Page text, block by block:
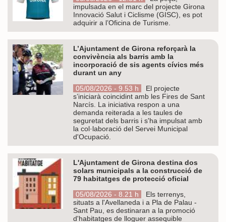
impulsada en el marc del projecte Girona
Innovació Salut i Ciclisme (GISC), es pot
adquirir a l’Oficina de Turisme.
L’Ajuntament de Girona reforçarà la
convivència als barris amb la
incorporació de sis agents cívics més
durant un any
05/08/2026 - 9.53 h
El projecte
s’iniciarà coincidint amb les Fires de Sant
Narcís. La iniciativa respon a una
demanda reiterada a les taules de
seguretat dels barris i s'ha impulsat amb
la col·laboració del Servei Municipal
d'Ocupació.
L'Ajuntament de Girona destina dos
solars municipals a la construcció de
79 habitatges de protecció oficial
05/08/2026 - 8.21 h
Els terrenys,
situats a l'Avellaneda i a Pla de Palau -
Sant Pau, es destinaran a la promoció
d'habitatges de lloguer assequible